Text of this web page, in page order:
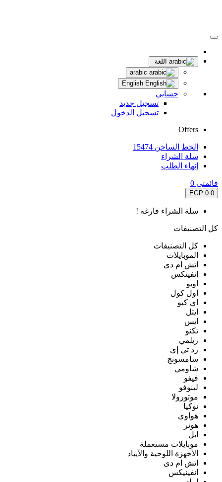
اللغة
حسابي
تسجيل جديد
تسجيل الدخول
Offers
الخط الساخن 15474
سلة الشراء
إنهاء الطلب
قائمتى 0
0
0 EGP
سلة الشراء فارغة !
كل التصنيفات
كل التصنيفات
الموبايلات
اتش ام دى
انفينكس
اوبو
اول كول
اي كيو
ايتل
ايس
تكنو
ريلمي
زد تي إي
سامسونج
شاومي
فيفو
لينوفو
موتورولا
نوكيا
هواوي
هونر
ابل
موبايلات مستعملة
الأجهزة اللوحية والآيباد
اتش ام دى
انفينيكس